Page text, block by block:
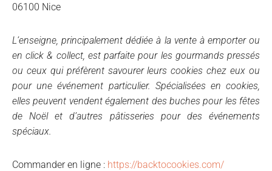
06100 Nice
L’enseigne, principalement dédiée à la vente à emporter ou
en click & collect, est parfaite pour les gourmands pressés
ou ceux qui préfèrent savourer leurs cookies chez eux ou
pour une événement particulier. Spécialisées en cookies,
elles peuvent vendent également des buches pour les fêtes
de Noël et d’autres pâtisseries pour des événements
spéciaux.
Commander en ligne : https://backtocookies.com/